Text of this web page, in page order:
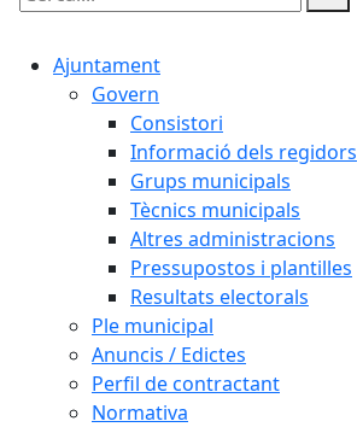
Cercar:
Ajuntament
Govern
Consistori
Informació dels regidors
Grups municipals
Tècnics municipals
Altres administracions
Pressupostos i plantilles
Resultats electorals
Ple municipal
Anuncis / Edictes
Perfil de contractant
Normativa